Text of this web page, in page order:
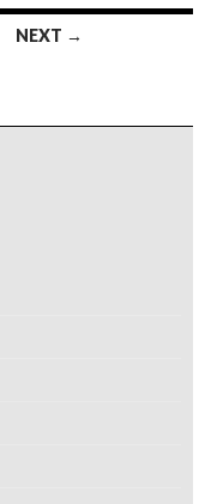
NEXT →